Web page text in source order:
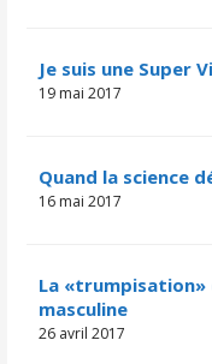
Je suis une Super
19 mai 2017
Quand la science
16 mai 2017
La «trumpisation»
masculine
26 avril 2017